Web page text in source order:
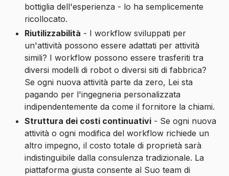
bottiglia dell'esperienza - lo ha semplicemente
ricollocato.
Riutilizzabilità - I workflow sviluppati per
un'attività possono essere adattati per attività
simili? I workflow possono essere trasferiti tra
diversi modelli di robot o diversi siti di fabbrica?
Se ogni nuova attività parte da zero, Lei sta
pagando per l'ingegneria personalizzata
indipendentemente da come il fornitore la chiami.
Struttura dei costi continuativi - Se ogni nuova
attività o ogni modifica del workflow richiede un
altro impegno, il costo totale di proprietà sarà
indistinguibile dalla consulenza tradizionale. La
piattaforma giusta consente al Suo team di